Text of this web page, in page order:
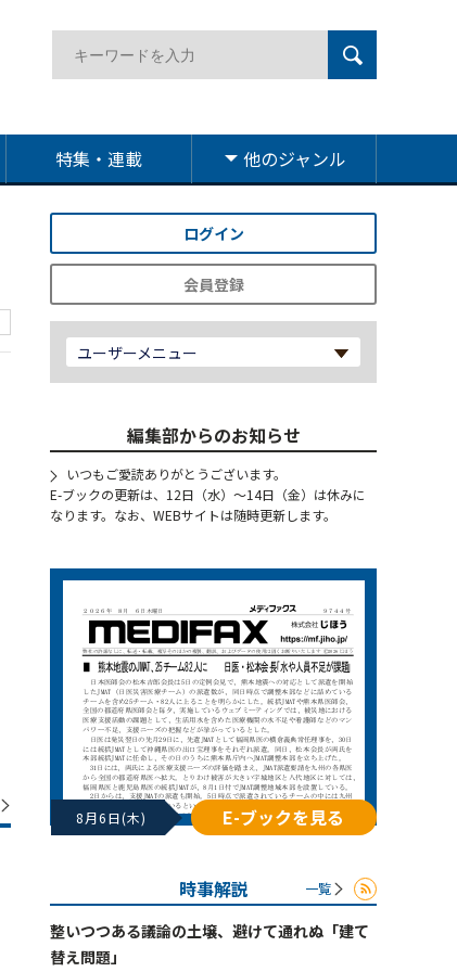
特集・連載 他のジャンル
ログイン
会員登録
ユーザーメニュー
編集部からのお知らせ
いつもご愛読ありがとうございます。
E-ブックの更新は、12日（水）～14日（金）は休みに
なります。なお、WEBサイトは随時更新します。
8月6日(木) E-ブックを見る
時事解説 一覧
整いつつある議論の土壌、避けて通れぬ「建て
替え問題」